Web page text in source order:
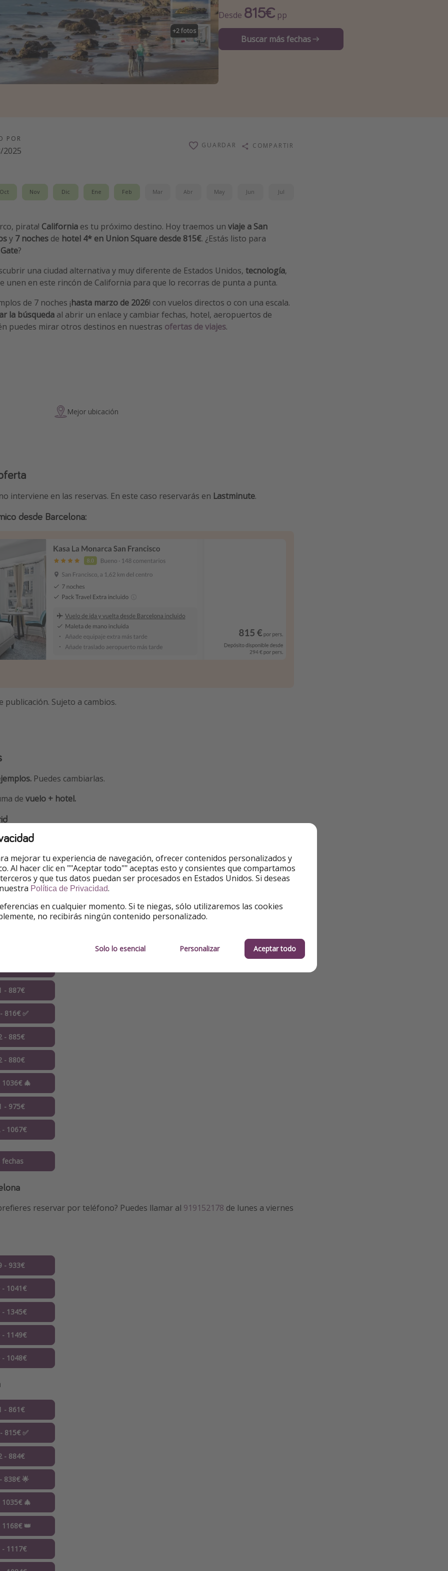
+2fotos
Desde 815€ pp
Buscar más fechas
POR
2025
GUARDAR COMPARTIR
Oct Nov Dic Ene Feb Mar Abr May Jun Jul
pirata! California es tu próximo destino. Hoy traemos un viaje a San
y 7 noches de hotel 4* en Union Square desde 815€. ¿Estás listo para
?
una ciudad alternativa y muy diferente de Estados Unidos, tecnología,
unen en este rincón de California para que lo recorras de punta a punta.
de 7 noches ¡hasta marzo de 2026! con vuelos directos o con una escala.
la búsqueda al abrir un enlace y cambiar fechas, hotel, aeropuertos de
puedes mirar otros destinos en nuestras ofertas de viajes.
Mejor ubicación
interviene en las reservas. En este caso reservarás en Lastminute.
desde Barcelona:
publicación. Sujeto a cambios.
Puedes cambiarlas.
de vuelo + hotel.
reservar por teléfono? Puedes llamar al
- 938€
- 887€
816€ ✅
- 885€
- 880€
🎄
- 975€
- 1067€
fechas
reservar por teléfono? Puedes llamar al 919152178 de lunes a viernes
- 933€
- 1041€
- 1345€
- 1149€
- 1048€
- 861€
815€ ✅
- 884€
838€ 🌟
🎄
👑
- 1117€
mejorar tu experiencia de navegación, ofrecer contenidos personalizados y
Al hacer clic en ""Aceptar todo"" aceptas esto y consientes que compartamos
y que tus datos puedan ser procesados en Estados Unidos. Si deseas
Política de Privacidad.
en cualquier momento. Si te niegas, sólo utilizaremos las cookies
no recibirás ningún contenido personalizado.
Solo lo esencial Personalizar Aceptar todo